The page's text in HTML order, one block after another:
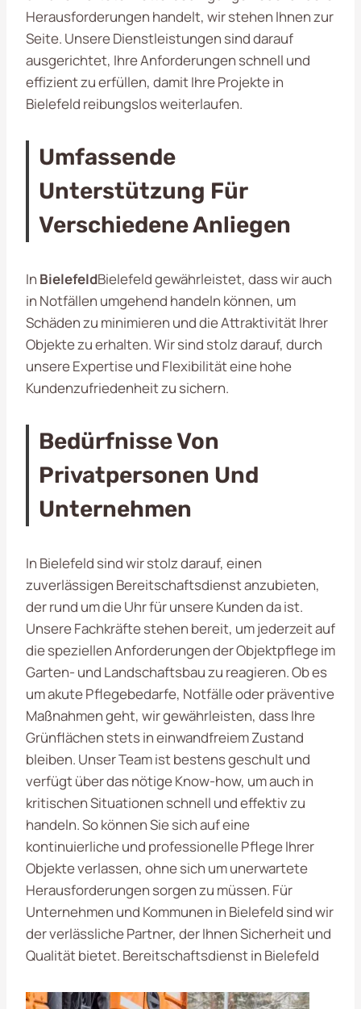
Herausforderungen handelt, wir stehen Ihnen zur
Seite. Unsere Dienstleistungen sind darauf
ausgerichtet, Ihre Anforderungen schnell und
effizient zu erfüllen, damit Ihre Projekte in
Bielefeld reibungslos weiterlaufen.
Umfassende
Unterstützung Für
Verschiedene Anliegen
In BielefeldBielefeld gewährleistet, dass wir auch
in Notfällen umgehend handeln können, um
Schäden zu minimieren und die Attraktivität Ihrer
Objekte zu erhalten. Wir sind stolz darauf, durch
unsere Expertise und Flexibilität eine hohe
Kundenzufriedenheit zu sichern.
Bedürfnisse Von
Privatpersonen Und
Unternehmen
In Bielefeld sind wir stolz darauf, einen
zuverlässigen Bereitschaftsdienst anzubieten,
der rund um die Uhr für unsere Kunden da ist.
Unsere Fachkräfte stehen bereit, um jederzeit auf
die speziellen Anforderungen der Objektpflege im
Garten- und Landschaftsbau zu reagieren. Ob es
um akute Pflegebedarfe, Notfälle oder präventive
Maßnahmen geht, wir gewährleisten, dass Ihre
Grünflächen stets in einwandfreiem Zustand
bleiben. Unser Team ist bestens geschult und
verfügt über das nötige Know-how, um auch in
kritischen Situationen schnell und effektiv zu
handeln. So können Sie sich auf eine
kontinuierliche und professionelle Pflege Ihrer
Objekte verlassen, ohne sich um unerwartete
Herausforderungen sorgen zu müssen. Für
Unternehmen und Kommunen in Bielefeld sind wir
der verlässliche Partner, der Ihnen Sicherheit und
Qualität bietet. Bereitschaftsdienst in Bielefeld